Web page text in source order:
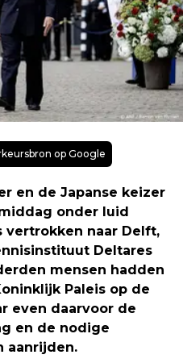
op Google
en de Japanse keizer
onder luid
vertrokken naar Delft,
Deltares
mensen hadden
Paleis op de
even daarvoor de
en de nodige
aanrijden.